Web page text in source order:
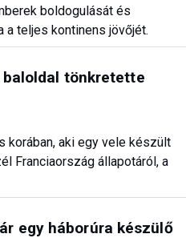
boldogulását és
teljes kontinens jövőjét.
tönkretette
korában, aki egy vele készült
Franciaország állapotáról, a
egy háborúra készülő